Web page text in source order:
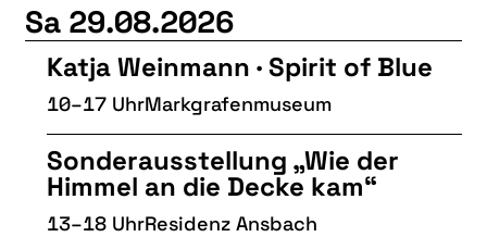
Sa 29.08.2026
Katja Weinmann · Spirit of Blue
10–17 UhrMarkgrafenmuseum
Sonderausstellung „Wie der
Himmel an die Decke kam“
13–18 UhrResidenz Ansbach